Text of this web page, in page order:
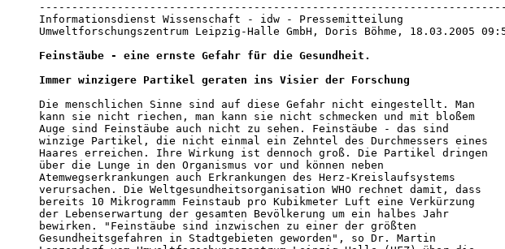
Informationsdienst Wissenschaft - idw - Pressemitteilung
Umweltforschungszentrum Leipzig-Halle GmbH, Doris Böhme, 18.03.2005
Feinstäube - eine ernste Gefahr für die Gesundheit.
Immer winzigere Partikel geraten ins Visier der Forschung
Die menschlichen Sinne sind auf diese Gefahr nicht eingestellt. Man
kann sie nicht riechen, man kann sie nicht schmecken und mit bloßem
Auge sind Feinstäube auch nicht zu sehen. Feinstäube - das sind
winzige Partikel, die nicht einmal ein Zehntel des Durchmessers eines
Haares erreichen. Ihre Wirkung ist dennoch groß. Die Partikel dringen
über die Lunge in den Organismus vor und können neben
Atemwegserkrankungen auch Erkrankungen des Herz-Kreislaufsystems
verursachen. Die Weltgesundheitsorganisation WHO rechnet damit, dass
bereits 10 Mikrogramm Feinstaub pro Kubikmeter Luft eine Verkürzung
der Lebenserwartung der gesamten Bevölkerung um ein halbes Jahr
bewirken. "Feinstäube sind inzwischen zu einer der größten
Gesundheitsgefahren in Stadtgebieten geworden", so Dr. Martin